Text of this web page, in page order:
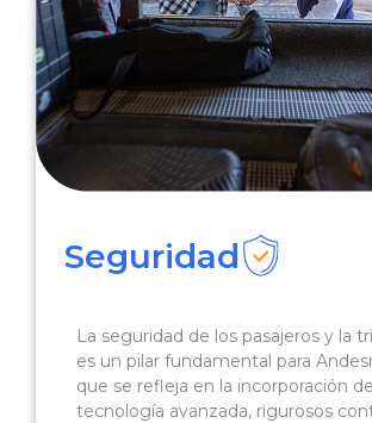
Seguridad
La seguridad de los pasajeros y la
es un pilar fundamental para
que se refleja en la incorporación de
tecnología avanzada, rigurosos